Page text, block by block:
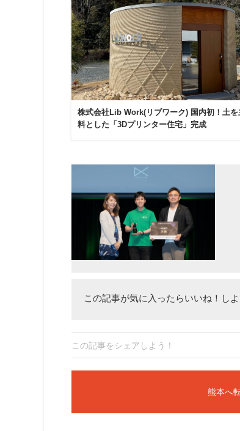
株式会社Lib Work(リブワーク) 国内初！土を
料とした「3Dプリンター住宅」完成
この記事が気に入ったらいいね！しよ
この記事をシェアしよう！
熊本へ